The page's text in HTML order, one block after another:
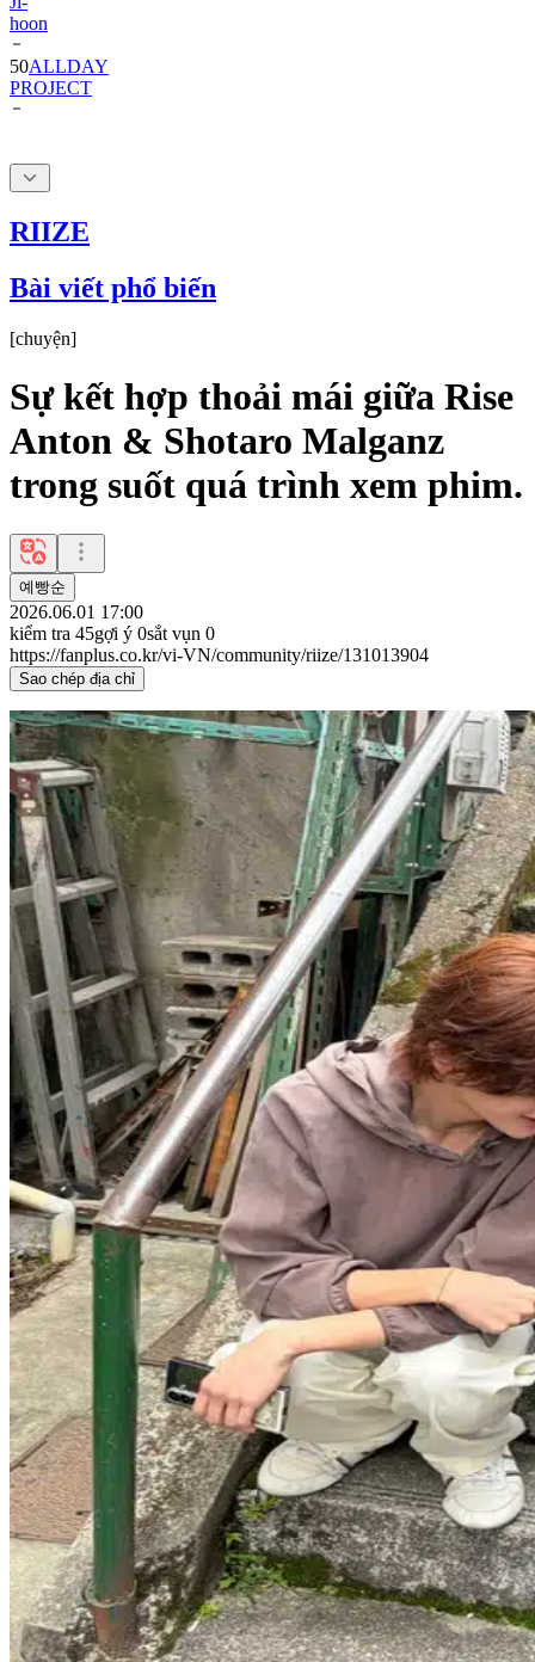
hoon
50ALLDAY
PROJECT
RIIZE
Bài viết phổ biến
[chuyện]
Sự kết hợp thoải mái giữa Rise
Anton & Shotaro Malganz
trong suốt quá trình xem phim.
예빵순
2026.06.01 17:00
kiểm tra 45gợi ý 0sắt vụn 0
https://fanplus.co.kr/vi-VN/community/riize/131013904
Sao chép địa chỉ